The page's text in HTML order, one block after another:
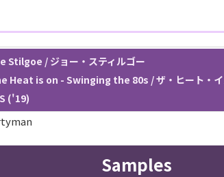
Stilgoe / ジョー・スティルゴー
Heat is on - Swinging the 80s / ザ・ヒート・イ
('19)
Samples